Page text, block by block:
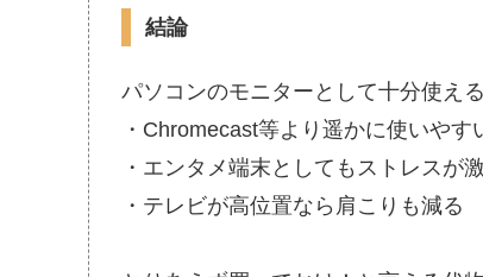
結論
パソコンのモニターとして十分使え
・Chromecast等より遥かに使いやす
・エンタメ端末としてもストレスが
・テレビが高位置なら肩こりも減る